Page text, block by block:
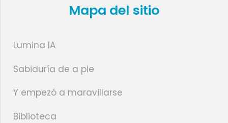
Mapa del sitio
Lumina IA
Sabiduría de a pie
Y empezó a maravillarse
Biblioteca